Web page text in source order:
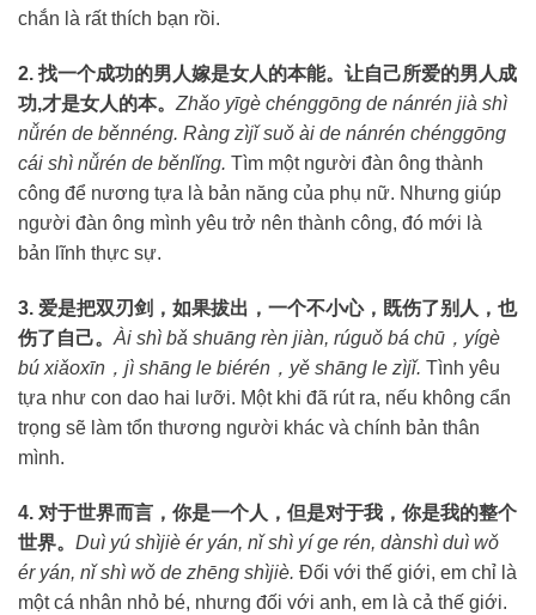
chắn là rất thích bạn rồi.
2. 找一个成功的男人嫁是女人的本能。让自己所爱的男人成
功,才是女人的本。 Zhǎo yīgè chénggōng de nánrén jià shì
nǚrén de běnnéng. Ràng zìjǐ suǒ ài de nánrén chénggōng
cái shì nǚrén de běnlǐng. Tìm một người đàn ông thành
công để nương tựa là bản năng của phụ nữ. Nhưng giúp
người đàn ông mình yêu trở nên thành công, đó mới là
bản lĩnh thực sự.
3. 爱是把双刃剑，如果拔出，一个不小心，既伤了别人，也
伤了自己。 Ài shì bǎ shuāng rèn jiàn, rúguǒ bá chū，yígè
bú xiǎoxīn，jì shāng le biérén，yě shāng le zìjǐ. Tình yêu
tựa như con dao hai lưỡi. Một khi đã rút ra, nếu không cẩn
trọng sẽ làm tổn thương người khác và chính bản thân
mình.
4. 对于世界而言，你是一个人，但是对于我，你是我的整个
世界。 Duì yú shìjiè ér yán, nǐ shì yí ge rén, dànshì duì wǒ
ér yán, nǐ shì wǒ de zhēng shìjiè. Đối với thế giới, em chỉ là
một cá nhân nhỏ bé, nhưng đối với anh, em là cả thế giới.